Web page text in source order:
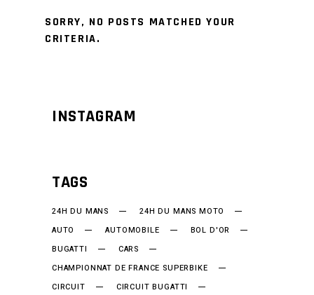
SORRY, NO POSTS MATCHED YOUR
CRITERIA.
INSTAGRAM
TAGS
24H DU MANS
24H DU MANS MOTO
AUTO
AUTOMOBILE
BOL D'OR
BUGATTI
CARS
CHAMPIONNAT DE FRANCE SUPERBIKE
CIRCUIT
CIRCUIT BUGATTI